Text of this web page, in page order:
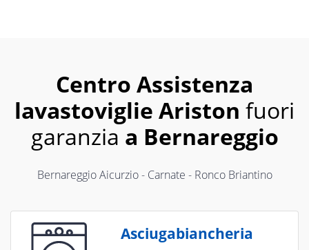
Centro Assistenza
lavastoviglie Ariston fuori
garanzia a Bernareggio
Bernareggio Aicurzio - Carnate - Ronco Briantino
Asciugabiancheria